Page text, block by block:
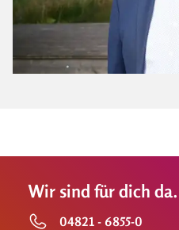
Wir sind für dich da.
04821 - 6855-0